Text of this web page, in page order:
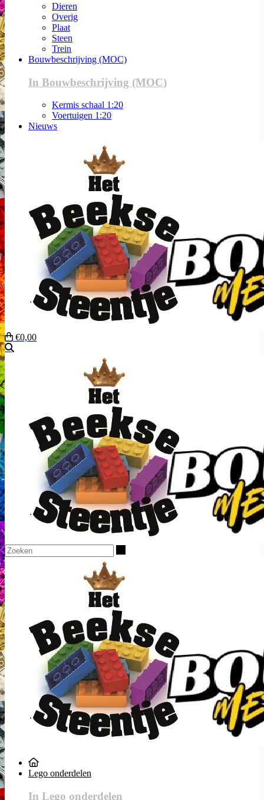
Dieren
Overig
Plaat
Steen
Trein
Bouwbeschrijving (MOC)
In Bouwbeschrijving (MOC)
Kermis schaal 1:20
Voertuigen 1:20
Nieuws
€0,00
Lego onderdelen
In Lego onderdelen